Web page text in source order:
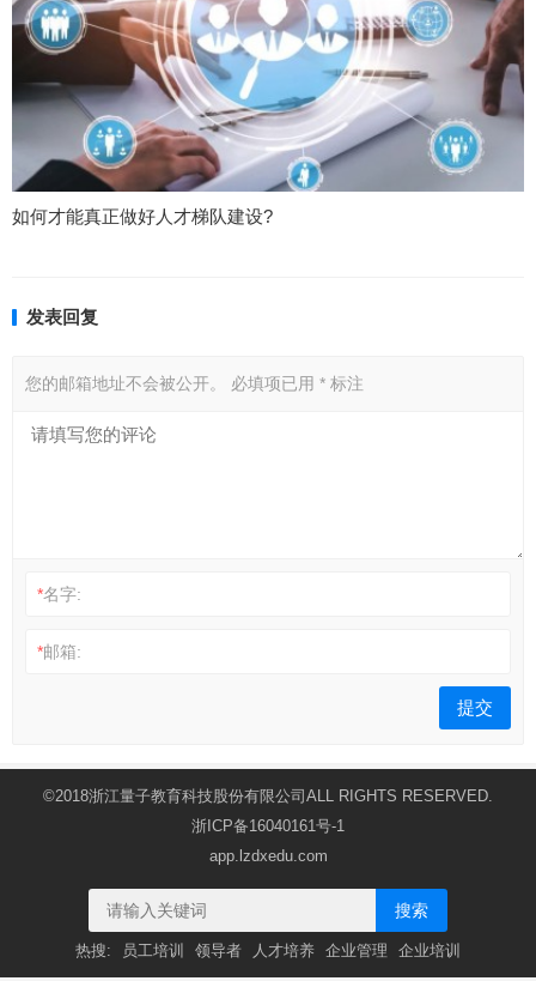
如何才能真正做好人才梯队建设?
发表回复
您的邮箱地址不会被公开。 必填项已用 * 标注
*名字:
*邮箱:
©2018浙江量子教育科技股份有限公司ALL RIGHTS RESERVED.
浙ICP备16040161号-1
app.lzdxedu.com
搜索
热搜: 员工培训 领导者 人才培养 企业管理 企业培训